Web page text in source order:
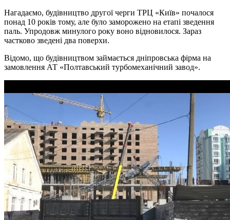
Нагадаємо, будівництво другої черги ТРЦ «Київ» почалося
понад 10 років тому, але було заморожено на етапі зведення
паль. Упродовж минулого року воно відновилося. Зараз
частково зведені два поверхи.
Відомо, що будівництвом займається дніпровська фірма на
замовлення АТ «Полтавський турбомеханічний завод».